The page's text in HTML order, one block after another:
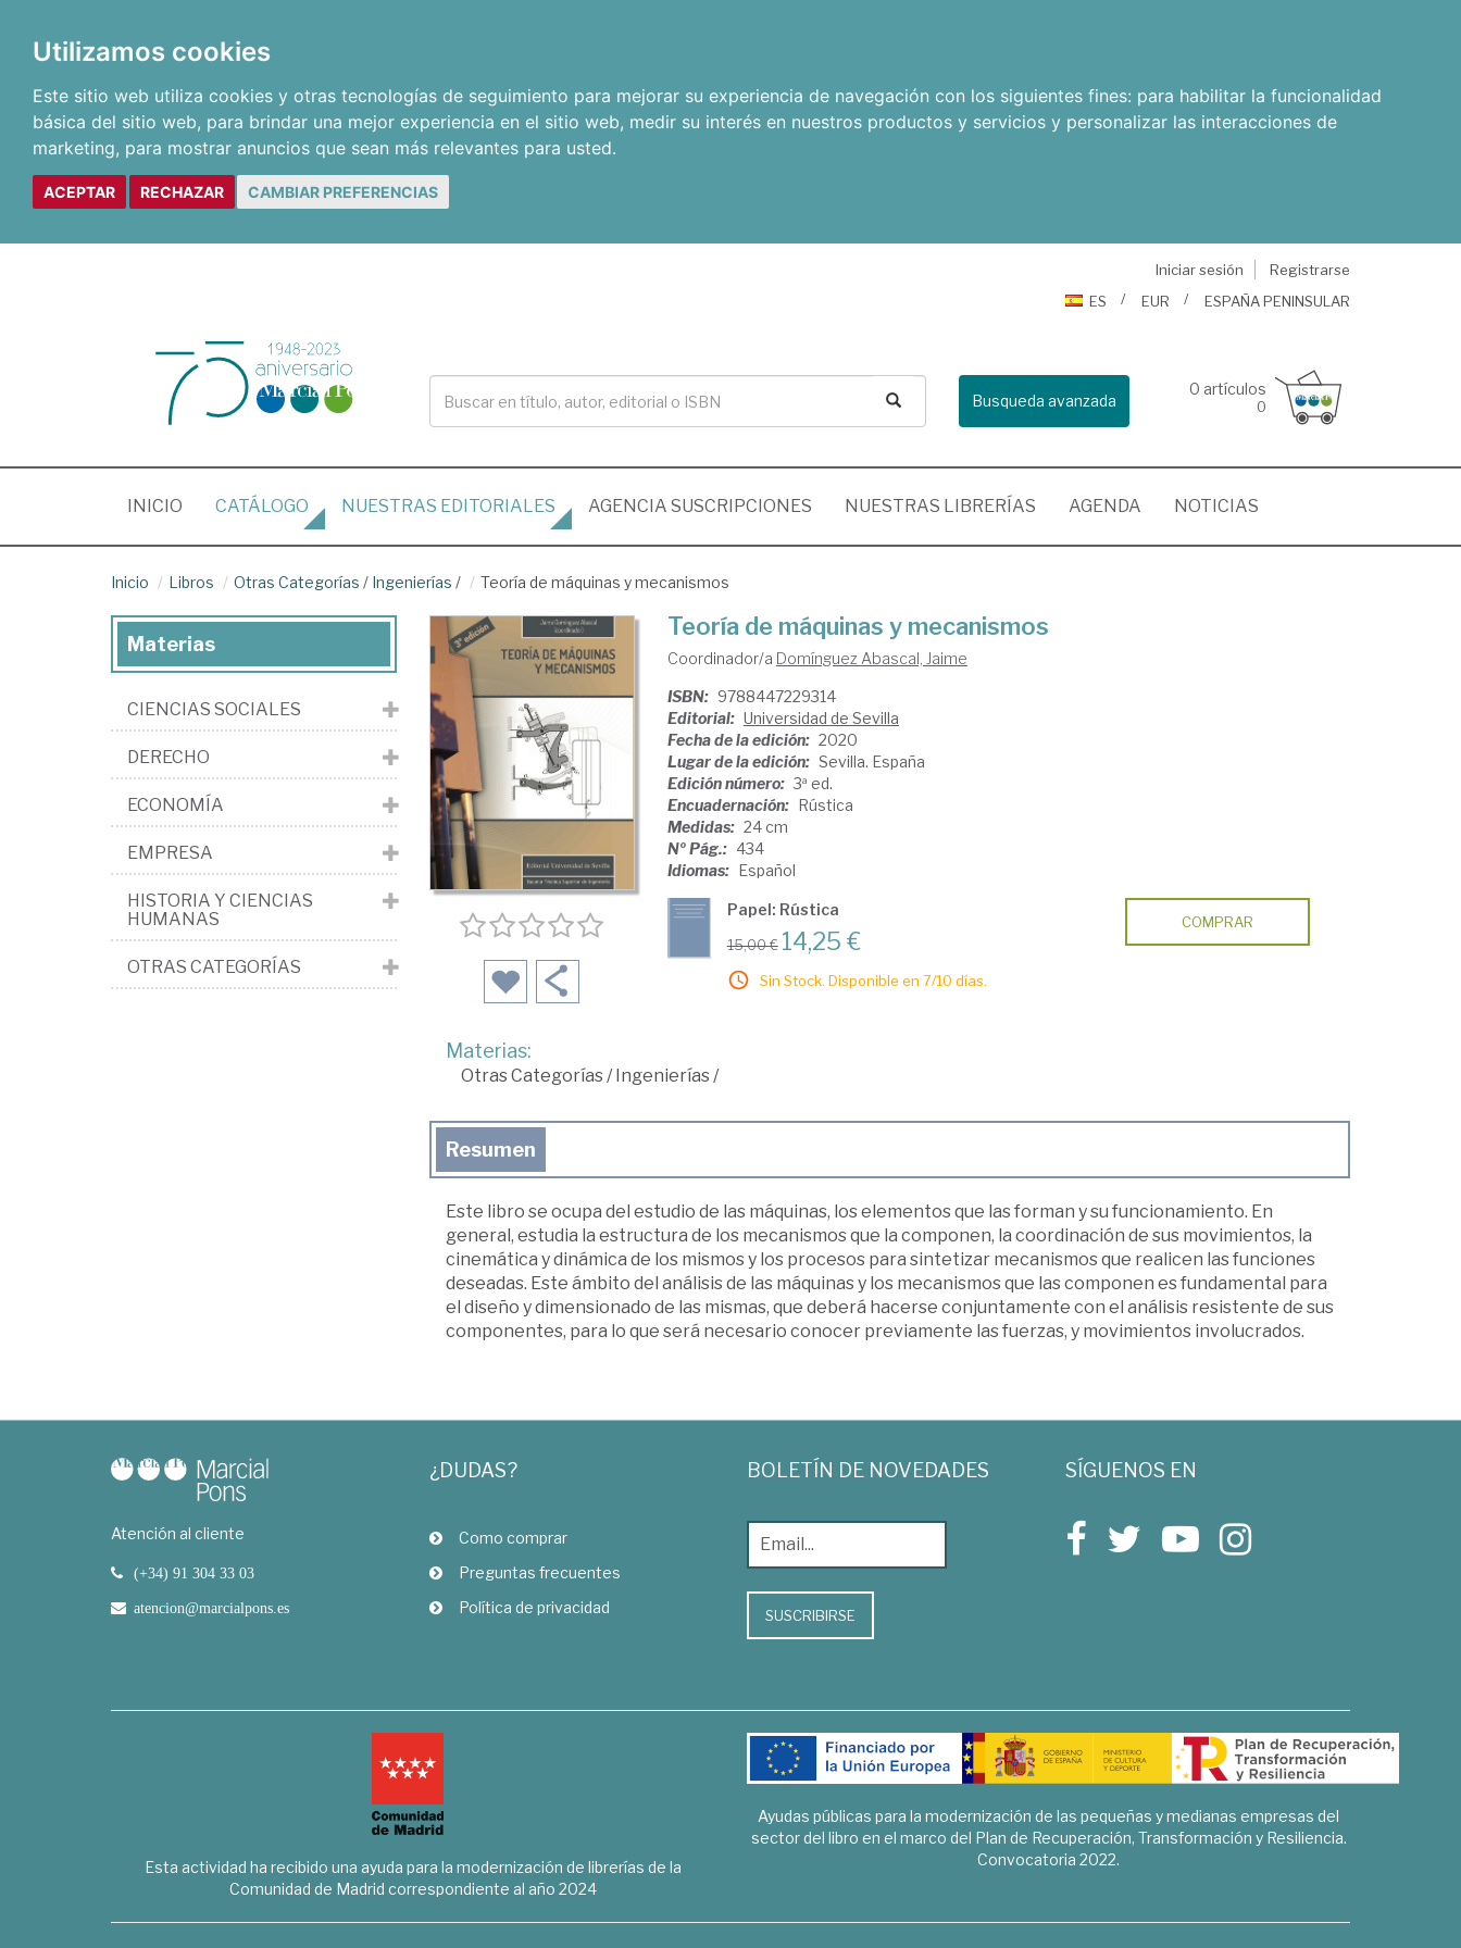
Utilizamos cookies
Este sitio web utiliza cookies y otras tecnologías de seguimiento para mejorar su experiencia de navegación con los siguientes fines: para habilitar la funcionalidad
básica del sitio web, para brindar una mejor experiencia en el sitio web, medir su interés en nuestros productos y servicios y personalizar las interacciones de
marketing, para mostrar anuncios que sean más relevantes para usted.
ACEPTAR RECHAZAR CAMBIAR PREFERENCIAS
Iniciar sesión
Registrarse
ES
EUR ESPAÑA PENINSULAR
Busqueda avanzada
0 artículos
0
INICIO (CURRENT)
CATÁLOGO NUESTRAS EDITORIALES AGENCIA SUSCRIPCIONES NUESTRAS LIBRERÍAS AGENDA NOTICIAS
Inicio Libros Otras Categorías / Ingenierías / Teoría de máquinas y mecanismos
Teoría de máquinas y mecanismos
Coordinador/a Domínguez Abascal, Jaime
ISBN: 9788447229314
Editorial: Universidad de Sevilla
Fecha de la edición: 2020
Lugar de la edición: Sevilla. España
Edición número: 3ª ed.
Encuadernación: Rústica
Medidas: 24 cm
Nº Pág.: 434
Idiomas: Español
Papel: Rústica
15,00 € 14,25 €
Sin Stock. Disponible en 7/10 días.
COMPRAR
Materias:
Otras Categorías/ Ingenierías/
Resumen
Este libro se ocupa del estudio de las máquinas, los elementos que las forman y su funcionamiento. En
general, estudia la estructura de los mecanismos que la componen, la coordinación de sus movimientos, la
cinemática y dinámica de los mismos y los procesos para sintetizar mecanismos que realicen las funciones
deseadas. Este ámbito del análisis de las máquinas y los mecanismos que las componen es fundamental para
el diseño y dimensionado de las mismas, que deberá hacerse conjuntamente con el análisis resistente de sus
componentes, para lo que será necesario conocer previamente las fuerzas, y movimientos involucrados.
Materias
CIENCIAS SOCIALES
DERECHO
ECONOMÍA
EMPRESA
HISTORIA Y CIENCIAS
HUMANAS
OTRAS CATEGORÍAS
Atención al cliente
(+34) 91 304 33 03
atencion@marcialpons.es
¿DUDAS?
Como comprar
Preguntas frecuentes
Política de privacidad
BOLETÍN DE NOVEDADES
SUSCRIBIRSE
SÍGUENOS EN
Esta actividad ha recibido una ayuda para la modernización de librerías de la
Comunidad de Madrid correspondiente al año 2024
Ayudas públicas para la modernización de las pequeñas y medianas empresas del
sector del libro en el marco del Plan de Recuperación, Transformación y Resiliencia.
Convocatoria 2022.